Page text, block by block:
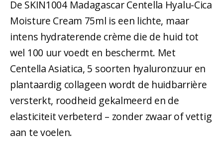
De SKIN1004 Madagascar Centella Hyalu-Cica
Moisture Cream 75ml is een lichte, maar
intens hydraterende crème die de huid tot
wel 100 uur voedt en beschermt. Met
Centella Asiatica, 5 soorten hyaluronzuur en
plantaardig collageen wordt de huidbarrière
versterkt, roodheid gekalmeerd en de
elasticiteit verbeterd – zonder zwaar of vettig
aan te voelen.